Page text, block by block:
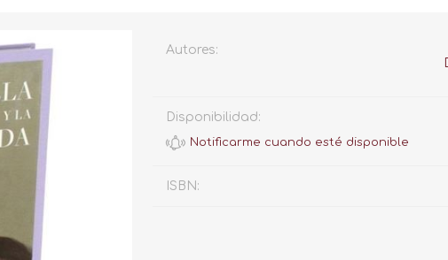
Autores:
Disponibilidad:
ISBN: